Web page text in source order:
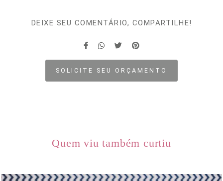
DEIXE SEU COMENTÁRIO, COMPARTILHE!
SOLICITE SEU ORÇAMENTO
Quem viu também curtiu